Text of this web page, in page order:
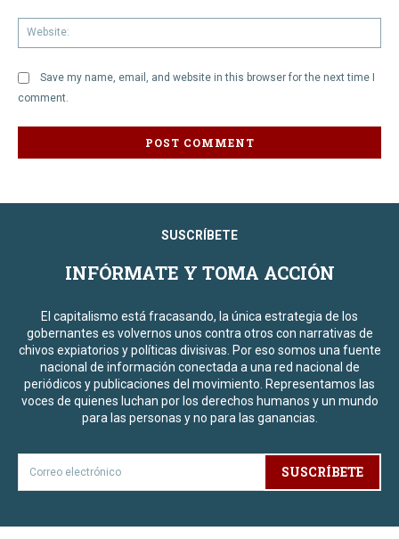
Save my name, email, and website in this browser for the next time I
comment.
SUSCRÍBETE
INFÓRMATE Y TOMA ACCIÓN
El capitalismo está fracasando, la única estrategia de los
gobernantes es volvernos unos contra otros con narrativas de
chivos expiatorios y políticas divisivas. Por eso somos una fuente
nacional de información conectada a una red nacional de
periódicos y publicaciones del movimiento. Representamos las
voces de quienes luchan por los derechos humanos y un mundo
para las personas y no para las ganancias.
SUSCRÍBETE